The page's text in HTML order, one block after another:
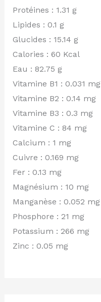
Protéines : 1.31 g
Lipides : 0.1 g
Glucides : 15.14 g
Calories : 60 Kcal
Eau : 82.75 g
Vitamine B1 : 0.031 mg
Vitamine B2 : 0.14 mg
Vitamine B3 : 0.3 mg
Vitamine C : 84 mg
Calcium : 1 mg
Cuivre : 0.169 mg
Fer : 0.13 mg
Magnésium : 10 mg
Manganèse : 0.052 mg
Phosphore : 21 mg
Potassium : 266 mg
Zinc : 0.05 mg